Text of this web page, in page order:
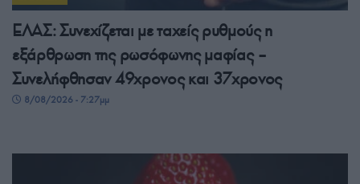
ΕΛΑΣ: Συνεχίζεται με ταχείς ρυθμούς η
εξάρθρωση της ρωσόφωνης μαφίας –
Συνελήφθησαν 49χρονος και 37χρονος
8/08/2026 - 7:27μμ